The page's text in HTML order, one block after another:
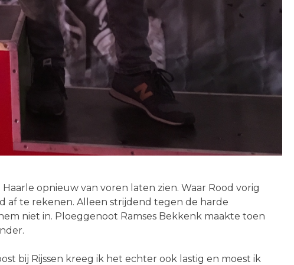
opnieuw van voren laten zien. Waar Rood vorig
af te rekenen. Alleen strijdend tegen de harde
niet in. Ploeggenoot Ramses Bekkenk maakte toen
bij Rijssen kreeg ik het echter ook lastig en moest ik